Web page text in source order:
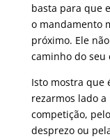
basta para que
o mandamento
próximo. Ele
caminho do seu
Isto mostra que
rezarmos lado
competição,
desprezo ou